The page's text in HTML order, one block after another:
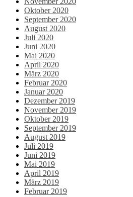
Oktober 2020
September 2020
August 2020
Juli 2020
Juni 2020
Mai 2020
April 2020
März 2020
Februar 2020
Januar 2020
Dezember 2019
November 2019
Oktober 2019
September 2019
August 2019
Juli 2019
Juni 2019
Mai 2019
April 2019
März 2019
Februar 2019